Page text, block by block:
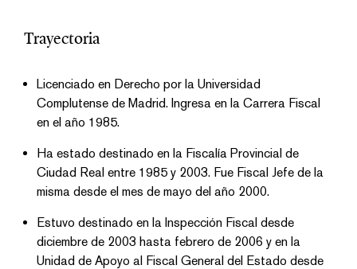
Trayectoria
Licenciado en Derecho por la Universidad
Complutense de Madrid. Ingresa en la Carrera Fiscal
en el año 1985.
Ha estado destinado en la Fiscalía Provincial de
Ciudad Real entre 1985 y 2003. Fue Fiscal Jefe de la
misma desde el mes de mayo del año 2000.
Estuvo destinado en la Inspección Fiscal desde
diciembre de 2003 hasta febrero de 2006 y en la
Unidad de Apoyo al Fiscal General del Estado desde